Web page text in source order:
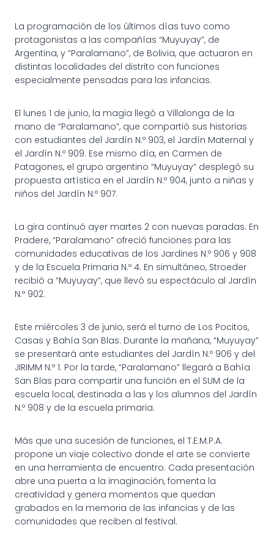
La programación de los últimos días tuvo como
protagonistas a las compañías “Muyuyay”, de
Argentina, y “Paralamano”, de Bolivia, que actuaron en
distintas localidades del distrito con funciones
especialmente pensadas para las infancias.
El lunes 1 de junio, la magia llegó a Villalonga de la
mano de “Paralamano”, que compartió sus historias
con estudiantes del Jardín N.º 903, el Jardín Maternal y
el Jardín N.º 909. Ese mismo día, en Carmen de
Patagones, el grupo argentino “Muyuyay” desplegó su
propuesta artística en el Jardín N.º 904, junto a niñas y
niños del Jardín N.º 907.
La gira continuó ayer martes 2 con nuevas paradas. En
Pradere, “Paralamano” ofreció funciones para las
comunidades educativas de los Jardines N.º 906 y 908
y de la Escuela Primaria N.º 4. En simultáneo, Stroeder
recibió a “Muyuyay”, que llevó su espectáculo al Jardín
N.º 902.
Este miércoles 3 de junio, será el turno de Los Pocitos,
Casas y Bahía San Blas. Durante la mañana, “Muyuyay”
se presentará ante estudiantes del Jardín N.º 906 y del
JIRIMM N.º 1. Por la tarde, “Paralamano” llegará a Bahía
San Blas para compartir una función en el SUM de la
escuela local, destinada a las y los alumnos del Jardín
N.º 908 y de la escuela primaria.
Más que una sucesión de funciones, el T.E.M.P.A.
propone un viaje colectivo donde el arte se convierte
en una herramienta de encuentro. Cada presentación
abre una puerta a la imaginación, fomenta la
creatividad y genera momentos que quedan
grabados en la memoria de las infancias y de las
comunidades que reciben al festival.